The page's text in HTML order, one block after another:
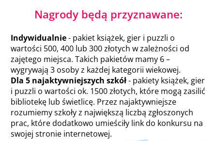
Nagrody będą przyznawane:
Indywidualnie- pakiet książek, gier i puzzli o
wartości 500, 400 lub 300 złotych w zależności od
zajętego miejsca. Takich pakietów mamy 6 –
wygrywają 3 osoby z każdej kategorii wiekowej.
Dla 5 najaktywniejszych szkół- pakiety książek, gier
i puzzli o wartości ok. 1500 złotych, które mogą zasilić
bibliotekę lub świetlicę. Przez najaktywniejsze
rozumiemy szkoły z największą liczbą zgłoszonych
prac, które dodatkowo umieściły link do konkursu na
swojej stronie internetowej.